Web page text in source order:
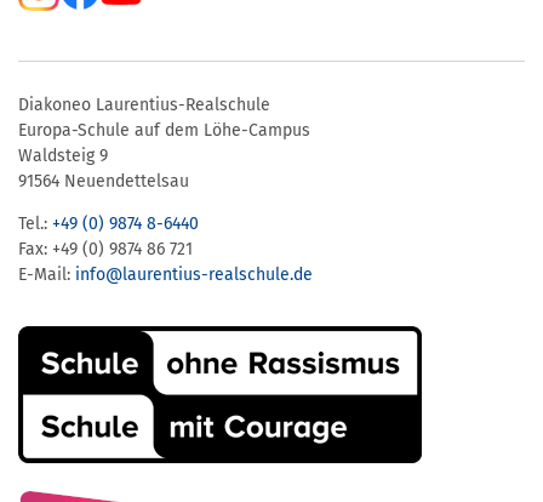
Diakoneo Laurentius-Realschule
Europa-Schule auf dem Löhe-Campus
Waldsteig 9
91564 Neuendettelsau
Tel.: +49 (0) 9874 8-6440
Fax: +49 (0) 9874 86 721
E-Mail: info@laurentius-realschule.de